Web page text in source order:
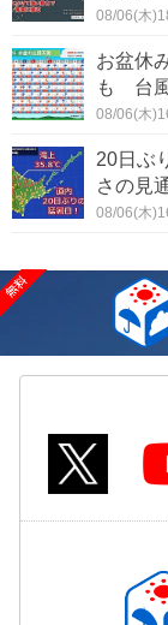
08/06(木
お盆休
も 台
08/06(木
20日ぶ
さの見
08/06(木